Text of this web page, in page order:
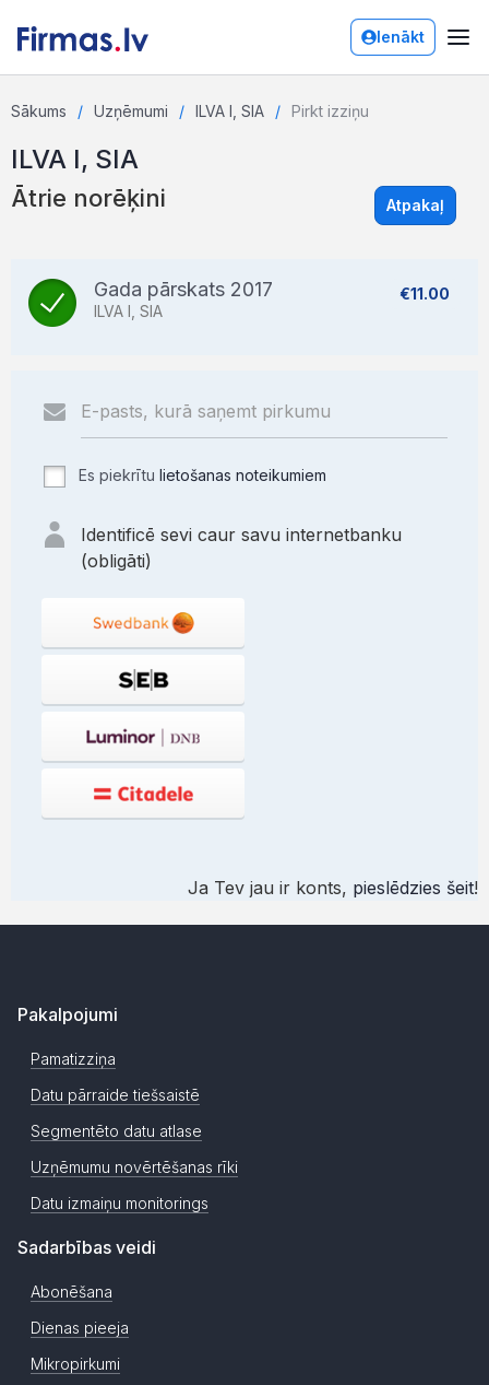
Ienākt
Sākums Uzņēmumi ILVA I, SIA Pirkt izziņu
ILVA I, SIA
Ātrie norēķini Atpakaļ
Gada pārskats 2017
ILVA I, SIA
€11.00
Es piekrītu lietošanas noteikumiem
Identificē sevi caur savu internetbanku
(obligāti)
Ja Tev jau ir konts, pieslēdzies šeit!
Pakalpojumi
Pamatizziņa
Datu pārraide tiešsaistē
Segmentēto datu atlase
Uzņēmumu novērtēšanas rīki
Datu izmaiņu monitorings
Sadarbības veidi
Abonēšana
Dienas pieeja
Mikropirkumi